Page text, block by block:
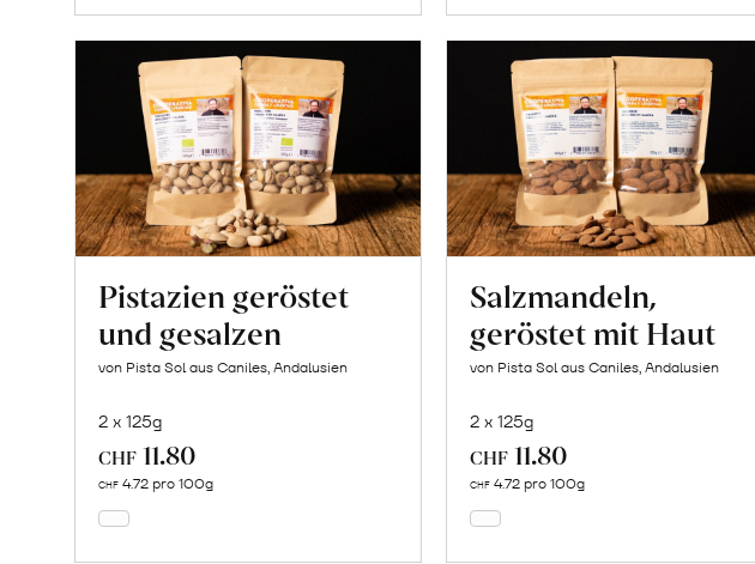
Pistazien geröstet
und gesalzen
von Pista Sol aus Caniles, Andalusien
2 x 125g
CHF 11.80
CHF 4.72 pro 100g
Salzmandeln,
geröstet mit Haut
von Pista Sol aus Caniles, Andalusien
2 x 125g
CHF 11.80
CHF 4.72 pro 100g